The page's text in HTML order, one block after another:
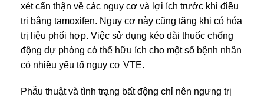
xét cẩn thận về các nguy cơ và lợi ích trước khi điều
trị bằng tamoxifen. Nguy cơ này cũng tăng khi có hóa
trị liệu phối hợp. Việc sử dụng kéo dài thuốc chống
động dự phòng có thể hữu ích cho một số bệnh nhân
có nhiều yếu tố nguy cơ VTE.
Phẫu thuật và tình trạng bất động chỉ nên ngưng trị